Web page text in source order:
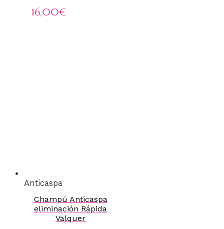
16,00€
Anticaspa
Champú Anticaspa
eliminación Rápida
Valquer